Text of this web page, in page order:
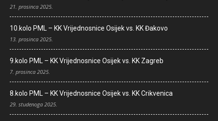
21. prosinca 2025.
10.kolo PML – KK Vrijednosnice Osijek vs. KK Đakovo
13. prosinca 2025.
9.kolo PML – KK Vrijednosnice Osijek vs. KK Zagreb
7. prosinca 2025.
8.kolo PML – KK Vrijednosnice Osijek vs. KK Crikvenica
29. studenoga 2025.